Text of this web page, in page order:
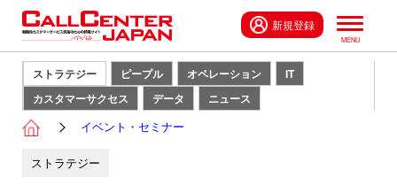
新規登録
ストラテジー ピープル オペレーション
IT
カスタマーサクセス
データ ニュース
イベント・セミナー
ストラテジー